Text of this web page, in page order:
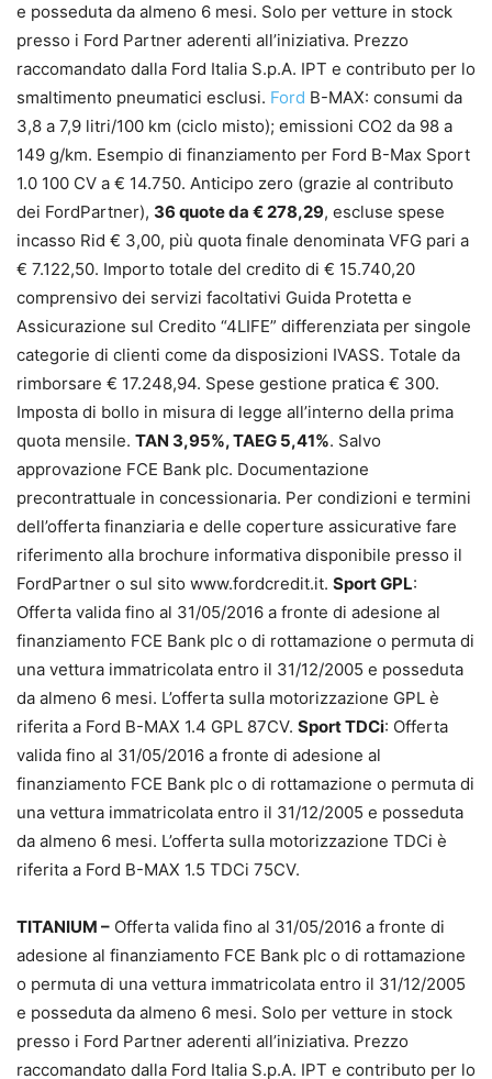
e posseduta da almeno 6 mesi. Solo per vetture in stock
presso i Ford Partner aderenti all’iniziativa. Prezzo
raccomandato dalla Ford Italia S.p.A. IPT e contributo per lo
smaltimento pneumatici esclusi. Ford B-MAX: consumi da
3,8 a 7,9 litri/100 km (ciclo misto); emissioni CO2 da 98 a
149 g/km. Esempio di finanziamento per Ford B-Max Sport
1.0 100 CV a € 14.750. Anticipo zero (grazie al contributo
dei FordPartner), 36 quote da € 278,29, escluse spese
incasso Rid € 3,00, più quota finale denominata VFG pari a
€ 7.122,50. Importo totale del credito di € 15.740,20
comprensivo dei servizi facoltativi Guida Protetta e
Assicurazione sul Credito “4LIFE” differenziata per singole
categorie di clienti come da disposizioni IVASS. Totale da
rimborsare € 17.248,94. Spese gestione pratica € 300.
Imposta di bollo in misura di legge all’interno della prima
quota mensile. TAN 3,95%, TAEG 5,41%. Salvo
approvazione FCE Bank plc. Documentazione
precontrattuale in concessionaria. Per condizioni e termini
dell’offerta finanziaria e delle coperture assicurative fare
riferimento alla brochure informativa disponibile presso il
FordPartner o sul sito www.fordcredit.it. Sport GPL:
Offerta valida fino al 31/05/2016 a fronte di adesione al
finanziamento FCE Bank plc o di rottamazione o permuta di
una vettura immatricolata entro il 31/12/2005 e posseduta
da almeno 6 mesi. L’offerta sulla motorizzazione GPL è
riferita a Ford B-MAX 1.4 GPL 87CV. Sport TDCi: Offerta
valida fino al 31/05/2016 a fronte di adesione al
finanziamento FCE Bank plc o di rottamazione o permuta di
una vettura immatricolata entro il 31/12/2005 e posseduta
da almeno 6 mesi. L’offerta sulla motorizzazione TDCi è
riferita a Ford B-MAX 1.5 TDCi 75CV.
TITANIUM – Offerta valida fino al 31/05/2016 a fronte di
adesione al finanziamento FCE Bank plc o di rottamazione
o permuta di una vettura immatricolata entro il 31/12/2005
e posseduta da almeno 6 mesi. Solo per vetture in stock
presso i Ford Partner aderenti all’iniziativa. Prezzo
raccomandato dalla Ford Italia S.p.A. IPT e contributo per lo